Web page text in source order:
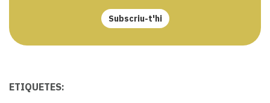
Subscriu-t'hi
ETIQUETES: